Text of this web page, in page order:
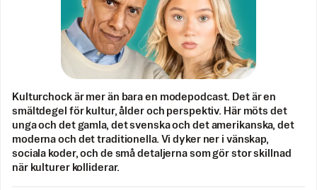
Kulturchock är mer än bara en modepodcast. Det är en
smältdegel för kultur, ålder och perspektiv. Här möts det
unga och det gamla, det svenska och det amerikanska, det
moderna och det traditionella. Vi dyker ner i vänskap,
sociala koder, och de små detaljerna som gör stor skillnad
när kulturer kolliderar.